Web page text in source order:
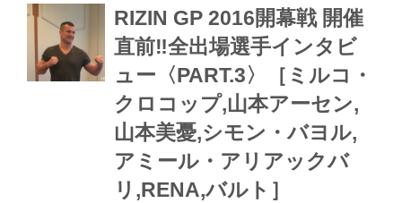
たのはヒョンマン。しかしミルコが組み付
きからのテイクダウンに成功すると、あっ
さりとマウントポジションを奪取して強烈
な左フックを落としていく。そして肩固め
を極めるとヒョンマンはタップ。ミルコが
秒殺勝利をおさめた。 ミルコは「コンバン
ワ！ このさいたまに戻れて、...
RIZIN GP 2016開幕戦 開催
直前‼︎全出場選手インタビ
ュー〈PART.3〉［ミルコ・
クロコップ,山本アーセン,
山本美憂,シモン・バヨル,
アミール・アリアックバ
リ,RENA,バルト］